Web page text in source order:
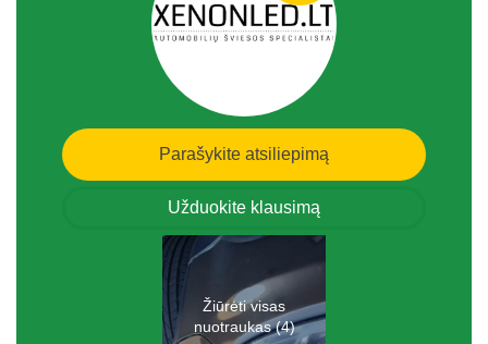
Parašykite atsiliepimą
Užduokite klausimą
Žiūrėti visas
nuotraukas (4)